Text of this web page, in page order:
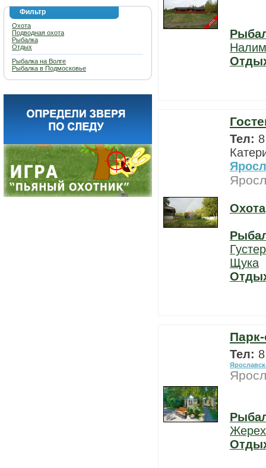
Фильтр
Охота
Подводная охота
Рыбалка
Отдых
Рыбалка на Волге
Рыбалка в Подмосковье
Налим
Тел:
Охота
Щука
Тел:
Жерех